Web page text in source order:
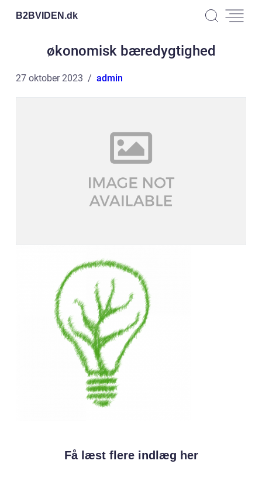
B2BVIDEN.dk
økonomisk bæredygtighed
27 oktober 2023 admin
Få læst flere indlæg her